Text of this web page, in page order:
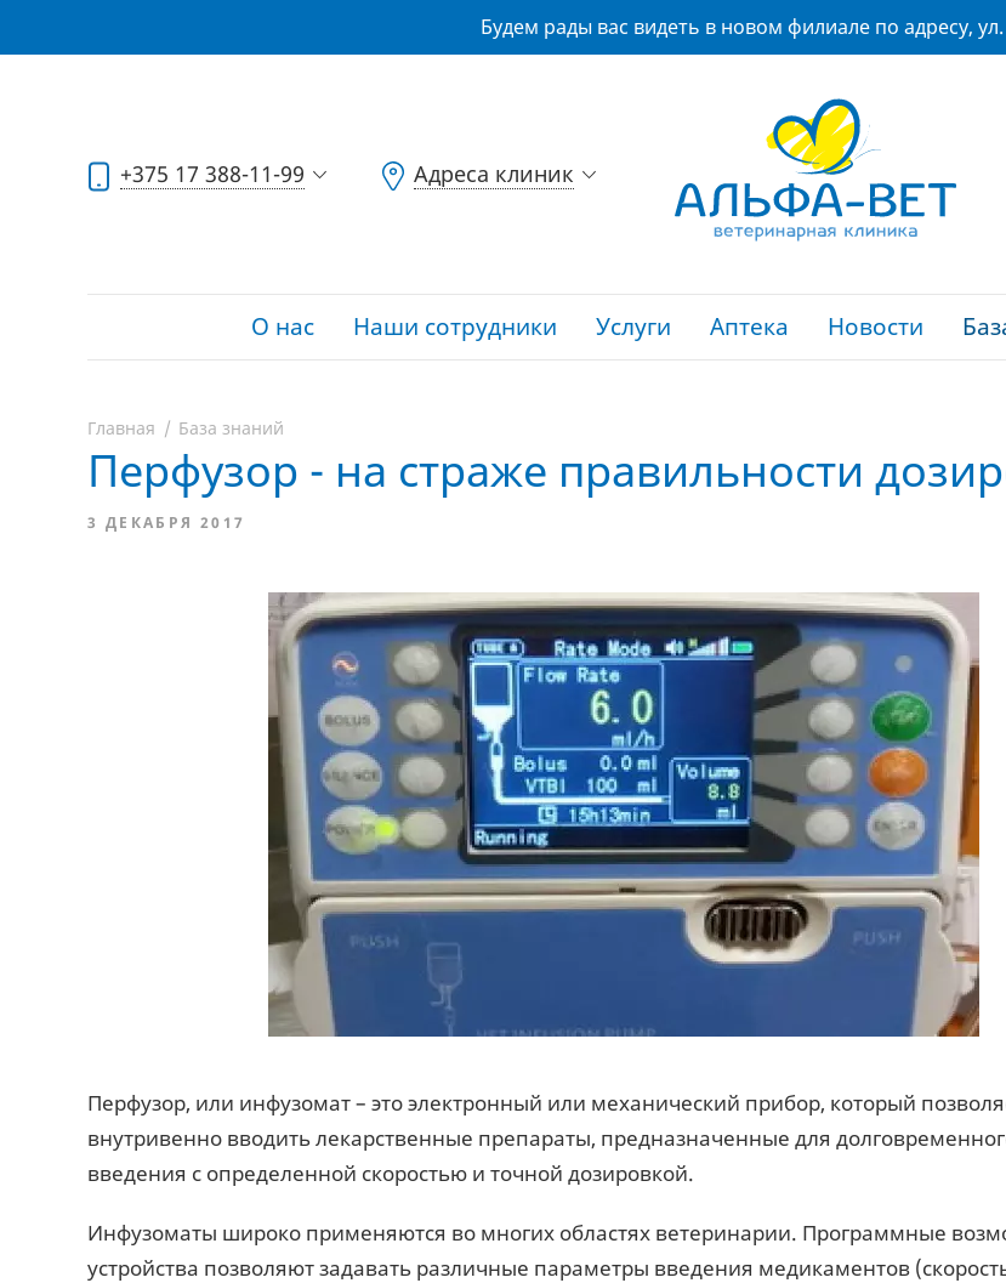
Будем рады вас видеть в новом филиале по адресу,
+375 17 388-11-99 Адреса клиник
О нас Наши сотрудники Услуги Аптека Новости
Главная База знаний
Перфузор - на страже правильности
3 ДЕКАБРЯ 2017
Перфузор, или инфузомат – это электронный или механический прибор, который
внутривенно вводить лекарственные препараты, предназначенные для
введения с определенной скоростью и точной дозировкой.
Инфузоматы широко применяются во многих областях ветеринарии. Программные
устройства позволяют задавать различные параметры введения медикаментов